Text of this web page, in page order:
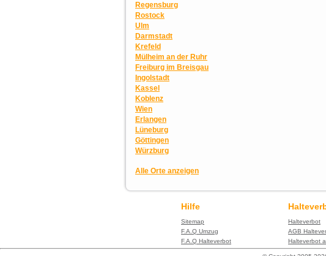
Regensburg
Rostock
Ulm
Darmstadt
Krefeld
Mülheim an der Ruhr
Freiburg im Breisgau
Ingolstadt
Kassel
Koblenz
Wien
Erlangen
Lüneburg
Göttingen
Würzburg
Alle Orte anzeigen
Hilfe
Sitemap
F.A.Q Umzug
F.A.Q Halteverbot
Halteverbot
AGB
Halteverbot